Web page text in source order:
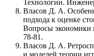
Технологии.
Власов Д. А.
подхода к оценке
Вопросы экономики
78-81.
Власов Д. А.
и моделей теории